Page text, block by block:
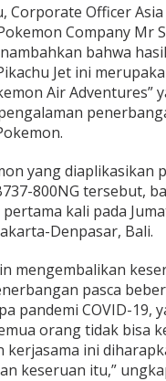
Corporate Officer
Company Mr
bahwa
Jet ini
Air Adventures”
yang diaplikasikan
800NG tersebut,
kali pada
Denpasar, Bali.
mengembalikan
pasca
pandemi COVID-19,
orang tidak bisa
kerjasama ini
keseruan itu,”